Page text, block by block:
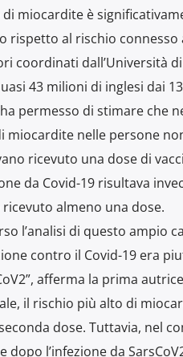
miocardite è
rispetto al rischio
coordinati dall’Università
43 milioni di inglesi dai
ha permesso di stimare che
miocardite nelle persone
ricevuto una dose di
da Covid-19 risultava
ricevuto almeno una dose.
l’analisi di questo ampio
contro il Covid-19 era
afferma la prima
il rischio più alto di
dose. Tuttavia, nel
dopo l’infezione da